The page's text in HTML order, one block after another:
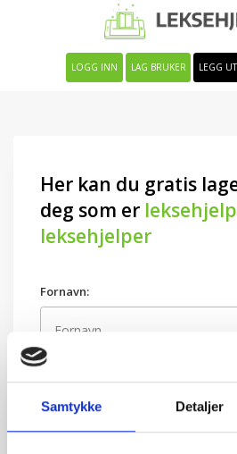
Samtykke Detaljer
LOGG INN LAG BRUKER LEGG
Her kan du gratis
deg som er
leksehjelper
Fornavn:
Etternavn: